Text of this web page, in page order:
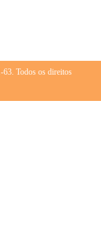
63. Todos os direitos